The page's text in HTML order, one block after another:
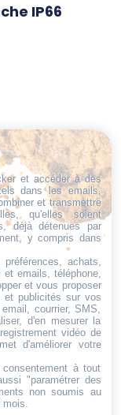
IP66
qu'il vous faut,
endroit
et accéder à des
dans les emails,
et transmettre
qu'elles soient
déjà détenues par
y compris dans
achats,
emails, téléphone,
et vous proposer
et publicités sur vos
courrier, SMS,
d'en mesurer la
vidéo de
d'améliorer votre
à tout
"paramétrer des
non soumis au